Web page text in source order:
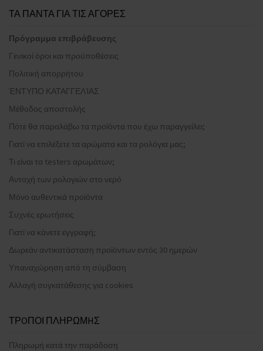
ΤΑ ΠΑΝΤΑ ΓΙΑ ΤΙΣ ΑΓΟΡΕΣ
Πρόγραμμα επιβράβευσης
Γενικοί όροι και προϋποθέσεις
Πολιτική απορρήτου
ΈΝΤΥΠΟ ΚΑΤΑΓΓΕΛΊΑΣ
Μέθοδος αποστολής
Πότε θα παραλάβω τα προϊόντα που έχω παραγγείλει;
Γιατί να επιλέξετε τα αρώματα και τα ρολόγια μας;
Τι είναι τα testers αρωμάτων;
Αντοχή των ρολογιών στο νερό
Μόνο αυθεντικά προϊόντα
Συχνές ερωτήσεις
Γιατί να κάνετε εγγραφή;
Δωρεάν αντικατάσταση προϊόντων εντός 30 ημερών
Υπαναχώρηση από τη σύμβαση
Αλλαγή συγκατάθεσης για cookies
ΤΡOΠΟΙ ΠΛΗΡΩΜHΣ
Πληρωμή κατά την παράδοση